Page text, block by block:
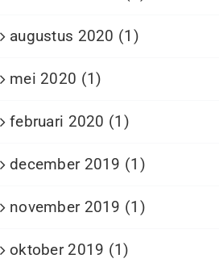
augustus 2020 (1)
mei 2020 (1)
februari 2020 (1)
december 2019 (1)
november 2019 (1)
oktober 2019 (1)